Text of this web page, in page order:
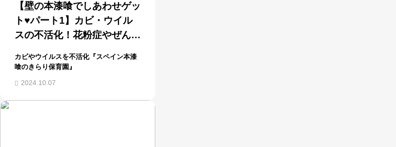
【壁の本漆喰でしあわせゲッ
ト♥パート1】カビ・ウイル
スの不活化！花粉症やぜんそ
賀城でどうしてる保育園選
び？宮城県内４保育園運営の
カビやウイルスを不活化『スペイン本漆
喰のきらり保育園』
2024.10.07